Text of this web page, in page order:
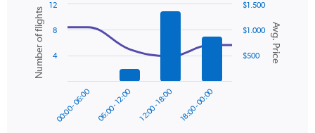
axis
displaying
values.
Range:
Combination
chart
with
data
series.
Chart
graphic.
Avg. Price
Number of flights
00:00 - 06:00 06:00 - 12:00 12:00 - 18:00 18:00 - 00:00
$500
$1.000
$1.500
4
8
12